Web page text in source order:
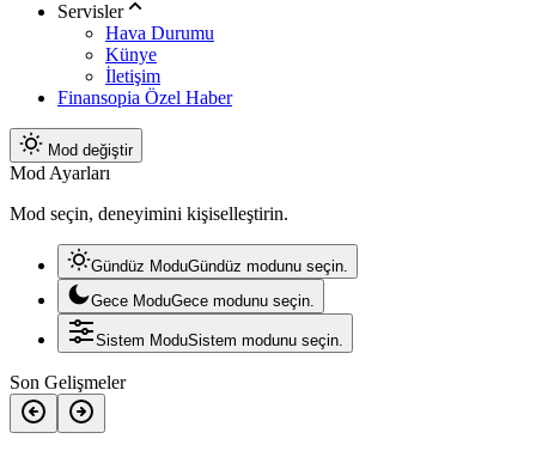
Servisler
Hava Durumu
Künye
İletişim
Finansopia Özel Haber
Mod değiştir
Mod Ayarları
Mod seçin, deneyimini kişiselleştirin.
Gündüz ModuGündüz modunu seçin.
Gece ModuGece modunu seçin.
Sistem ModuSistem modunu seçin.
Son Gelişmeler